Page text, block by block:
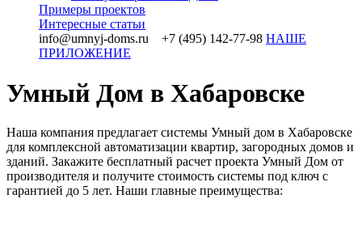
Примеры проектов
Интересные статьи
info@umnyj-doms.ru +7 (495) 142-77-98 НАШЕ
ПРИЛОЖЕНИЕ
Умный Дом в Хабаровске
Наша компания предлагает системы Умный дом в Хабаровске
для комплексной автоматизации квартир, загородных домов и
зданий. Закажите бесплатный расчет проекта Умный Дом от
производителя и получите стоимость системы под ключ с
гарантией до 5 лет. Наши главные преимущества: